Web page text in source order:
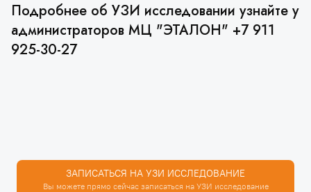
Подробнее об УЗИ исследовании узнайте у
администраторов МЦ "ЭТАЛОН" +7 911
925-30-27
ЗАПИСАТЬСЯ НА УЗИ ИССЛЕДОВАНИЕ
Вы можете прямо сейчас записаться на УЗИ исследование